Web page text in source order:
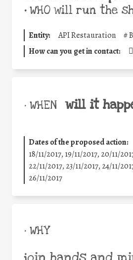
•WHO will run the
Entity: API Restauration #
How can you get in contact:
• WHEN will it
Dates of the proposed action:
18/11/2017, 19/11/2017, 20/11/
22/11/2017, 23/11/2017, 24/11/
26/11/2017
• WHY